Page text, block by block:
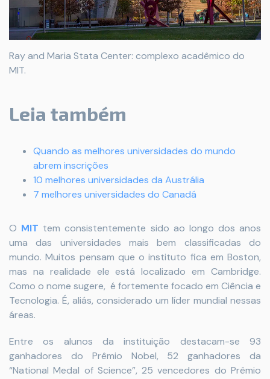
Ray and Maria Stata Center: complexo acadêmico do
MIT.
Leia também
Quando as melhores universidades do mundo
abrem inscrições
10 melhores universidades da Austrália
7 melhores universidades do Canadá
O MIT tem consistentemente sido ao longo dos anos
uma das universidades mais bem classificadas do
mundo. Muitos pensam que o instituto fica em Boston,
mas na realidade ele está localizado em Cambridge.
Como o nome sugere, é fortemente focado em Ciência e
Tecnologia. É, aliás, considerado um líder mundial nessas
áreas.
Entre os alunos da instituição destacam-se 93
ganhadores do Prêmio Nobel, 52 ganhadores da
“National Medal of Science”, 25 vencedores do Prêmio